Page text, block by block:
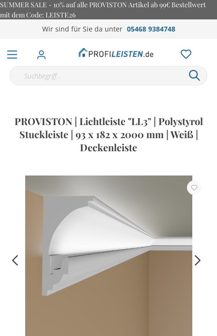
SUMMER SALE - 10% auf alle PROVISTON Artikel ab 99€ Bestellwert
mit dem Code: LEISTE26
Wir sind für Sie da unter 05468 9384748
PROVISTON | Lichtleiste "LL3" | Polystyrol
Stuckleiste | 93 x 182 x 2000 mm | Weiß |
Deckenleiste